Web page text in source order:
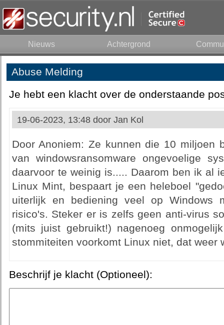
Nieuws Achtergrond
Abuse Melding
Je hebt een klacht over de onderstaande
19-06-2023, 13:48 door Jan Kol
Door Anoniem: Ze kunnen die 10 miljoen
van windowsransomware ongevoelige
daarvoor te weinig is..... Daarom ben ik al
Linux Mint, bespaart je een heleboel
uiterlijk en bediening veel op Windows
risico's. Steker er is zelfs geen anti-virus
(mits juist gebruikt!) nagenoeg
stommiteiten voorkomt Linux niet, dat weer
Beschrijf je klacht (Optioneel):